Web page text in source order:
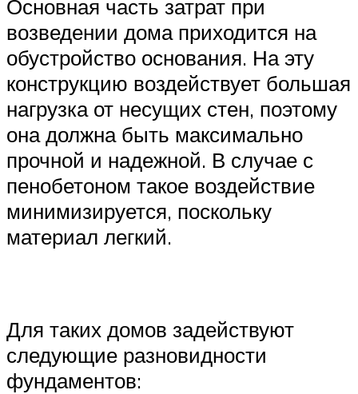
Основная часть затрат при
возведении дома приходится на
обустройство основания. На эту
конструкцию воздействует большая
нагрузка от несущих стен, поэтому
она должна быть максимально
прочной и надежной. В случае с
пенобетоном такое воздействие
минимизируется, поскольку
материал легкий.
Для таких домов задействуют
следующие разновидности
фундаментов: